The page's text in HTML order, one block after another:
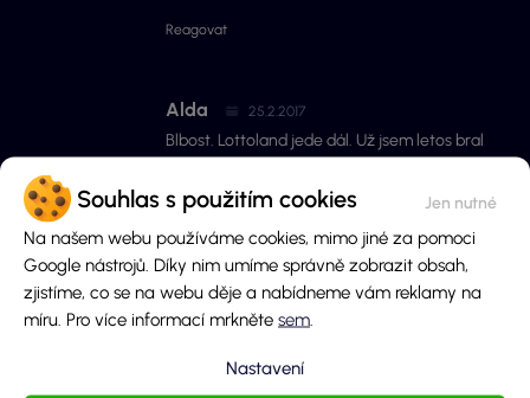
Souhlas s použitím cookies
Na našem webu používáme cookies, mimo jiné za pomoci
Google nástrojů. Díky nim umíme správně zobrazit obsah,
zjistíme, co se na webu děje a nabídneme vám reklamy na
míru. Pro více informací mrkněte sem
Nastavení
Reagovat
Alda 25.2.2017
Blbost. Lottoland jede dál. Už jsem letos bral
Reagovat
René 27.12.2016
A kdy to tedy bude? Už se nemohu dočkat pěkně doma v